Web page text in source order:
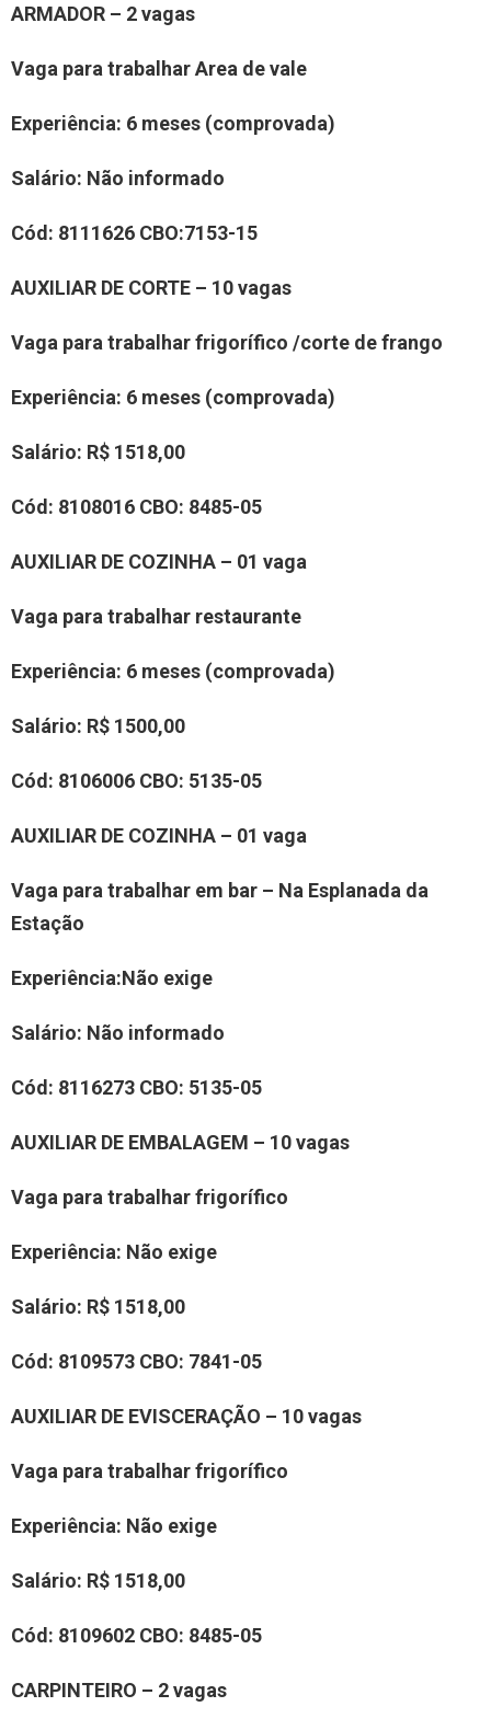
ARMADOR – 2vagas
Vaga para trabalharArea de vale
Experiência: 6 meses (comprovada)
Salário: Não informado
Cód: 8111626 CBO:7153-15
AUXILIAR DE CORTE – 10vagas
Vaga para trabalharfrigorífico /corte de frango
Experiência: 6 meses (comprovada)
Salário: R$ 1518,00
Cód: 8108016 CBO: 8485-05
AUXILIAR DE COZINHA – 01 vaga
Vaga para trabalhar restaurante
Experiência: 6 meses (comprovada)
Salário: R$ 1500,00
Cód: 8106006 CBO: 5135-05
AUXILIAR DE COZINHA – 01 vaga
Vaga para trabalhar em bar – Na Esplanada da
Estação
Experiência:Não exige
Salário: Não informado
Cód: 8116273 CBO: 5135-05
AUXILIAR DE EMBALAGEM – 10vagas
Vaga para trabalharfrigorífico
Experiência: Não exige
Salário: R$ 1518,00
Cód: 8109573 CBO: 7841-05
AUXILIAR DE EVISCERAÇÃO – 10vagas
Vaga para trabalharfrigorífico
Experiência: Não exige
Salário: R$ 1518,00
Cód: 8109602 CBO: 8485-05
CARPINTEIRO – 2vagas